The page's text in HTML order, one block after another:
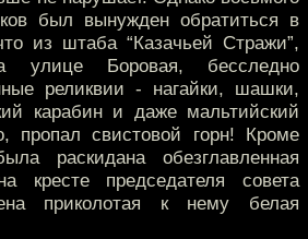
был вынужден обратиться в
из штаба “Казачьей Стражи”,
улице Боровая, бесследно
реликвии - нагайки, шашки,
карабин и даже мальтийский
пропал свистовой горн! Кроме
раскидана обезглавленная
кресте председателя совета
приколотая к нему белая